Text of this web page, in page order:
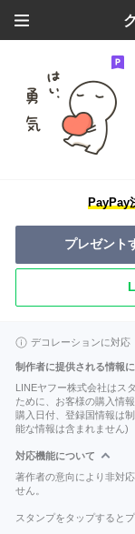
PayPay
プレゼント
デコレーションに対応
制作者に提供される情報
LINEヤフー株式会社はス
ために、お客様の購入情報
購入日付、登録国情報は
能な情報は含まれません)
対応機能について
著作者の意向により非対
せん。
スタンプをタップすると